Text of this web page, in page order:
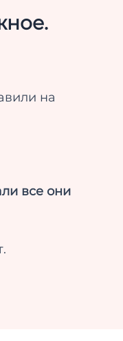
на
все они